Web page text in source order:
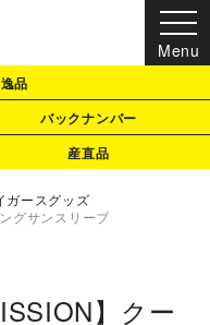
品
バックナンバー
産直品
ガースグッズ
グサンスリーブ
】クー